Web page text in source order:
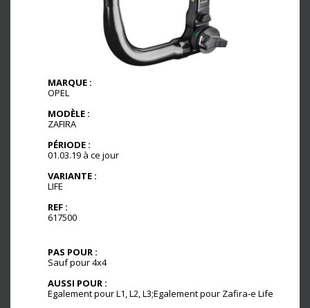
MARQUE :
OPEL
MODÈLE :
ZAFIRA
PÉRIODE :
01.03.19 à ce jour
VARIANTE :
LIFE
REF :
617500
PAS POUR :
Sauf pour 4x4
AUSSI POUR :
Egalement pour L1, L2, L3;Egalement pour Zafira-e Life